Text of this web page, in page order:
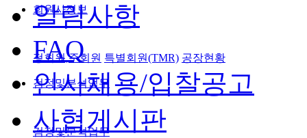
회원사정보
정회원,준회원 특별회원(TMR) 공장현황
검정및분석업무
검정및분석업무
알림사항
FAQ
인사채용/입찰공고
사협게시판